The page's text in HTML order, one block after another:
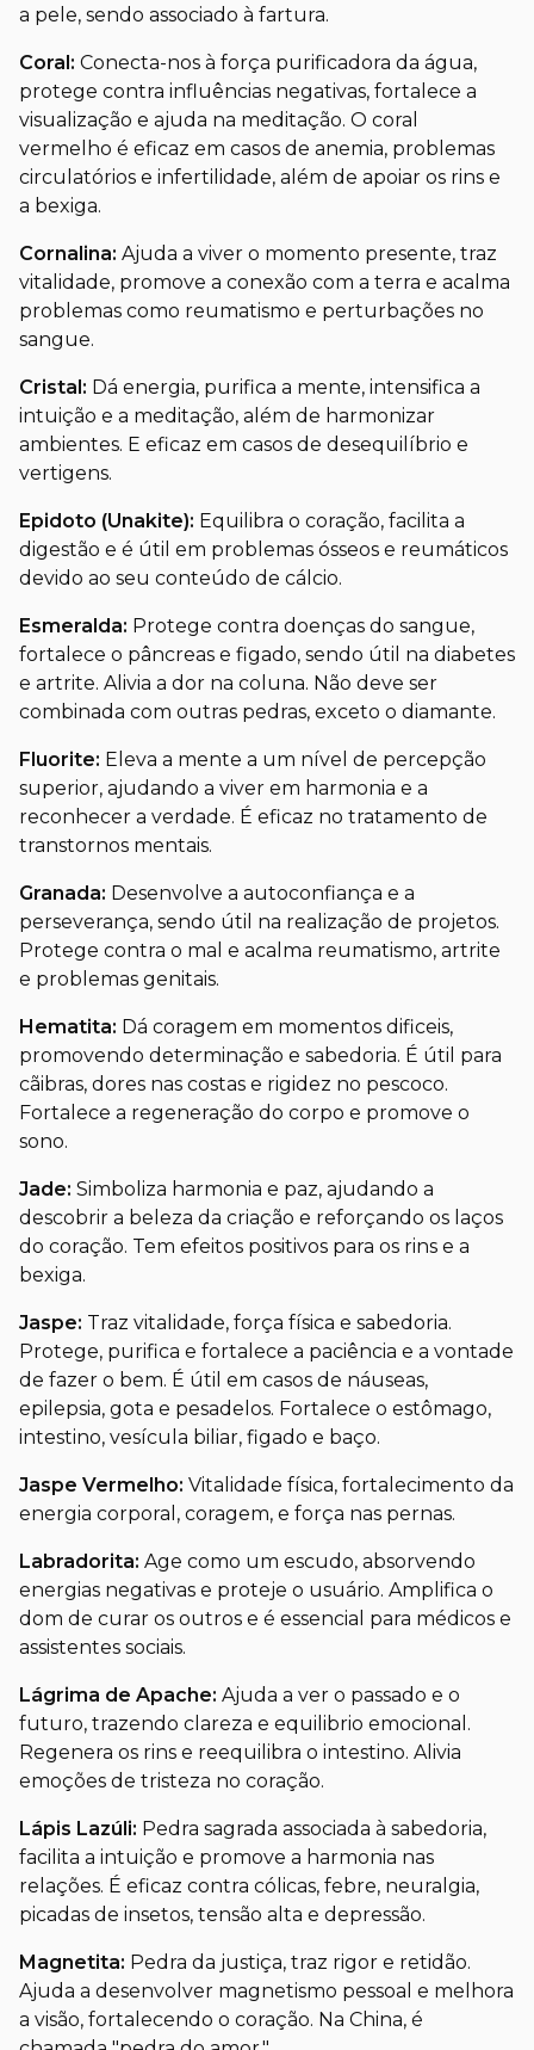
a pele, sendo associado à fartura.
Coral: Conecta-nos à força purificadora da água,
protege contra influências negativas, fortalece a
visualização e ajuda na meditação. O coral
vermelho é eficaz em casos de anemia, problemas
circulatórios e infertilidade, além de apoiar os rins e
a bexiga.
Cornalina: Ajuda a viver o momento presente, traz
vitalidade, promove a conexão com a terra e acalma
problemas como reumatismo e perturbações no
sangue.
Cristal: Dá energia, purifica a mente, intensifica a
intuição e a meditação, além de harmonizar
ambientes. E eficaz em casos de desequilíbrio e
vertigens.
Epidoto (Unakite): Equilibra o coração, facilita a
digestão e é útil em problemas ósseos e reumáticos
devido ao seu conteúdo de cálcio.
Esmeralda: Protege contra doenças do sangue,
fortalece o pâncreas e figado, sendo útil na diabetes
e artrite. Alivia a dor na coluna. Não deve ser
combinada com outras pedras, exceto o diamante.
Fluorite: Eleva a mente a um nível de percepção
superior, ajudando a viver em harmonia e a
reconhecer a verdade. É eficaz no tratamento de
transtornos mentais.
Granada: Desenvolve a autoconfiança e a
perseverança, sendo útil na realização de projetos.
Protege contra o mal e acalma reumatismo, artrite
e problemas genitais.
Hematita: Dá coragem em momentos dificeis,
promovendo determinação e sabedoria. É útil para
cãibras, dores nas costas e rigidez no pescoco.
Fortalece a regeneração do corpo e promove o
sono.
Jade: Simboliza harmonia e paz, ajudando a
descobrir a beleza da criação e reforçando os laços
do coração. Tem efeitos positivos para os rins e a
bexiga.
Jaspe: Traz vitalidade, força física e sabedoria.
Protege, purifica e fortalece a paciência e a vontade
de fazer o bem. É útil em casos de náuseas,
epilepsia, gota e pesadelos. Fortalece o estômago,
intestino, vesícula biliar, figado e baço.
Jaspe Vermelho: Vitalidade física, fortalecimento da
energia corporal, coragem, e força nas pernas.
Labradorita: Age como um escudo, absorvendo
energias negativas e proteje o usuário. Amplifica o
dom de curar os outros e é essencial para médicos e
assistentes sociais.
Lágrima de Apache: Ajuda a ver o passado e o
futuro, trazendo clareza e equilibrio emocional.
Regenera os rins e reequilibra o intestino. Alivia
emoções de tristeza no coração.
Lápis Lazúli: Pedra sagrada associada à sabedoria,
facilita a intuição e promove a harmonia nas
relações. É eficaz contra cólicas, febre, neuralgia,
picadas de insetos, tensão alta e depressão.
Magnetita: Pedra da justiça, traz rigor e retidão.
Ajuda a desenvolver magnetismo pessoal e melhora
a visão, fortalecendo o coração. Na China, é